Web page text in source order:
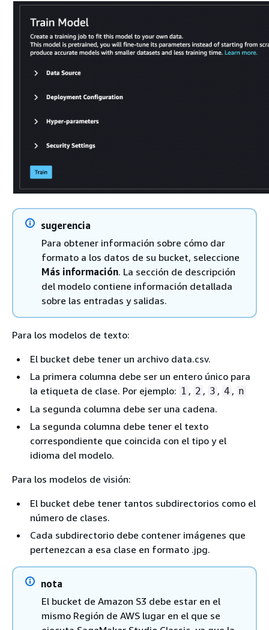
sugerencia
Para obtener información sobre cómo dar
formato a los datos de su bucket, seleccione
Más información. La sección de descripción
del modelo contiene información detallada
sobre las entradas y salidas.
Para los modelos de texto:
El bucket debe tener un archivo data.csv.
La primera columna debe ser un entero único para
la etiqueta de clase. Por ejemplo: 1 , 2 , 3 , 4 , n
La segunda columna debe ser una cadena.
La segunda columna debe tener el texto
correspondiente que coincida con el tipo y el
idioma del modelo.
Para los modelos de visión:
El bucket debe tener tantos subdirectorios como el
número de clases.
Cada subdirectorio debe contener imágenes que
pertenezcan a esa clase en formato .jpg.
nota
El bucket de Amazon S3 debe estar en el
mismo Región de AWS lugar en el que se